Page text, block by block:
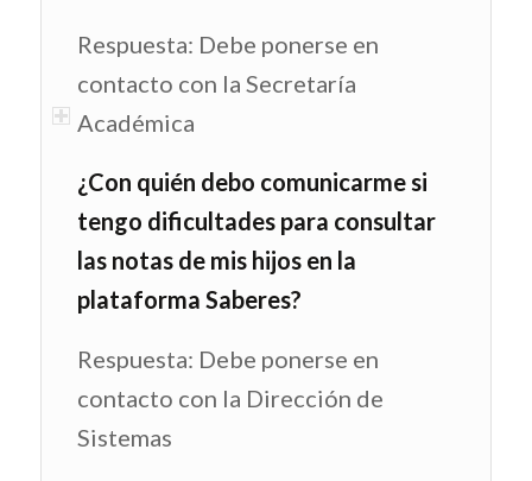
Respuesta: Debe ponerse en
contacto con la Secretaría
Académica
¿Con quién debo comunicarme si
tengo dificultades para consultar
las notas de mis hijos en la
plataforma Saberes?
Respuesta: Debe ponerse en
contacto con la Dirección de
Sistemas